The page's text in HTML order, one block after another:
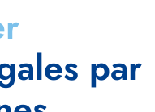
par